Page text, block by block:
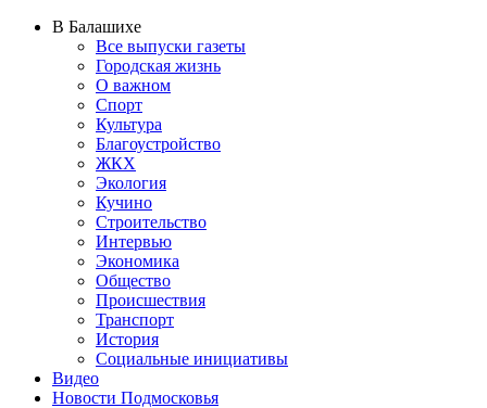
В Балашихе
Все выпуски газеты
Городская жизнь
О важном
Спорт
Культура
Благоустройство
ЖКХ
Экология
Кучино
Строительство
Интервью
Экономика
Общество
Происшествия
Транспорт
История
Социальные инициативы
Видео
Новости Подмосковья